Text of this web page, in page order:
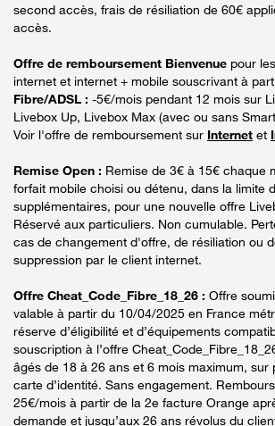
second accès, frais de résiliation de 60€
accès.
Offre de remboursement Bienvenue pour
internet et internet + mobile souscrivant à
Fibre/ADSL : -5€/mois pendant 12 mois sur
Livebox Up, Livebox Max (avec ou sans
Voir l'offre de remboursement sur Internet et
Remise Open : Remise de 3€ à 15€ chaque
forfait mobile choisi ou détenu, dans la limite
supplémentaires, pour une nouvelle offre
Réservé aux particuliers. Non cumulable.
cas de changement d'offre, de résiliation ou
suppression par le client internet.
Offre Cheat_Code_Fibre_18_26 : Offre
valable à partir du 10/04/2025 en France
réserve d’éligibilité et d’équipements
souscription à l’offre
âgés de 18 à 26 ans et 6 mois maximum, sur
carte d’identité. Sans engagement.
25€/mois à partir de la 2e facture Orange
demande et jusqu’aux 26 ans révolus du